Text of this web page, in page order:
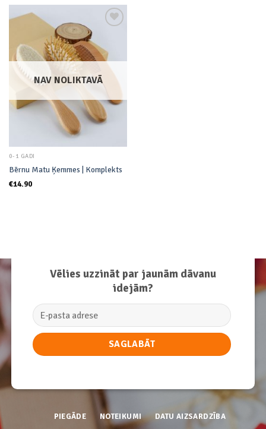
Add to
wishlist
NAV NOLIKTAVĀ
0-1 GADI
Bērnu Matu Ķemmes | Komplekts
€14.90
Vēlies uzzināt par jaunām dāvanu
idejām?
PIEGĀDE NOTEIKUMI DATU AIZSARDZĪBA